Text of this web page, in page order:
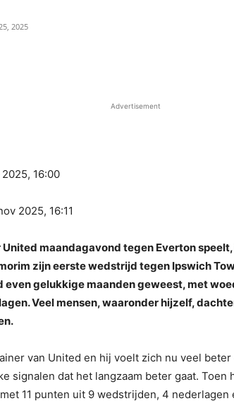
2025
Advertisement
16:00
2025, 16:11
maandagavond tegen Everton
zijn eerste wedstrijd tegen Ipswich
even gelukkige maanden geweest, met
Veel mensen, waaronder hijzelf,
van United en hij voelt zich nu veel
signalen dat het langzaam beter gaat. Toen
11 punten uit 9 wedstrijden, 4